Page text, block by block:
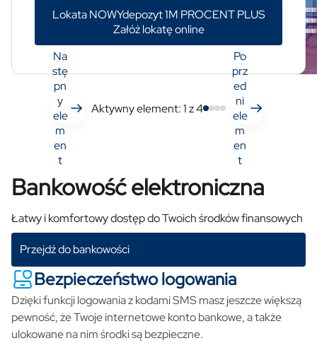
Lokata NOWYdepozyt 1M PROCENT PLUS
Załóż lokatę online
Na
stę
pn
y
ele
m
en
t
Aktywny element:1z 4
Po
prz
ed
ni
ele
m
en
t
Bankowość elektroniczna
Łatwy i komfortowy dostęp do Twoich środków finansowych
Przejdź do bankowości
Bezpieczeństwo logowania
Dzięki funkcji logowania z kodami SMS masz jeszcze większą
pewność, że Twoje internetowe konto bankowe, a także
ulokowane na nim środki są bezpieczne.